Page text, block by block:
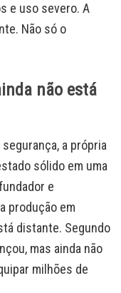
e uso severo. A
Não só o
não está
a própria
sólido em uma
e
produção em
distante. Segundo
mas ainda não
milhões de